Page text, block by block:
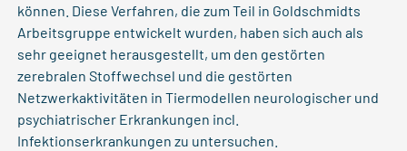
können. Diese Verfahren, die zum Teil in Goldschmidts
Arbeitsgruppe entwickelt wurden, haben sich auch als
sehr geeignet herausgestellt, um den gestörten
zerebralen Stoffwechsel und die gestörten
Netzwerkaktivitäten in Tiermodellen neurologischer und
psychiatrischer Erkrankungen incl.
Infektionserkrankungen zu untersuchen.